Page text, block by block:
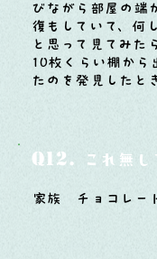
びながら部屋の端
復もしていて、何
と思って見てみた
10枚くらい棚から
たのを発見したと
Q12. これ無
家族 チョコレー